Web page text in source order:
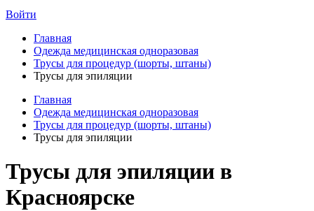
Войти
Главная
Одежда медицинская одноразовая
Трусы для процедур (шорты, штаны)
Трусы для эпиляции
Главная
Одежда медицинская одноразовая
Трусы для процедур (шорты, штаны)
Трусы для эпиляции
Трусы для эпиляции в
Красноярске